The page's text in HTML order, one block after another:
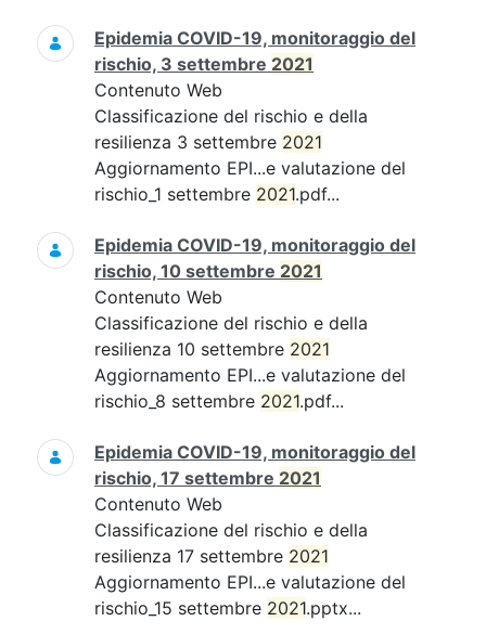
Epidemia COVID-19, monitoraggio del
rischio, 3 settembre 2021
Contenuto Web
Classificazione del rischio e della
resilienza 3 settembre 2021
Aggiornamento EPI...e valutazione del
rischio_1 settembre 2021.pdf...
Epidemia COVID-19, monitoraggio del
rischio, 10 settembre 2021
Contenuto Web
Classificazione del rischio e della
resilienza 10 settembre 2021
Aggiornamento EPI...e valutazione del
rischio_8 settembre 2021.pdf...
Epidemia COVID-19, monitoraggio del
rischio, 17 settembre 2021
Contenuto Web
Classificazione del rischio e della
resilienza 17 settembre 2021
Aggiornamento EPI...e valutazione del
rischio_15 settembre 2021.pptx...